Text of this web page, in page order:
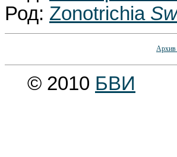
Род: Zonotrichia
© 2010 БВИ